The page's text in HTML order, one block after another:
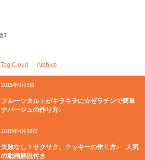
3
Tag Cloud Archive
2015年9月3日
フルーツタルトがキラキラに☆ゼラチンで簡単
ナパージュの作り方♪
2015年4月18日
失敗なし！サクサク、クッキーの作り方♪ 人気
の動画解説付き